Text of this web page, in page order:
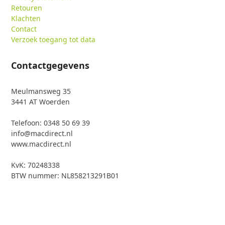
Retouren
Klachten
Contact
Verzoek toegang tot data
Contactgegevens
Meulmansweg 35
3441 AT Woerden
Telefoon: 0348 50 69 39
info@macdirect.nl
www.macdirect.nl
KvK: 70248338
BTW nummer: NL858213291B01